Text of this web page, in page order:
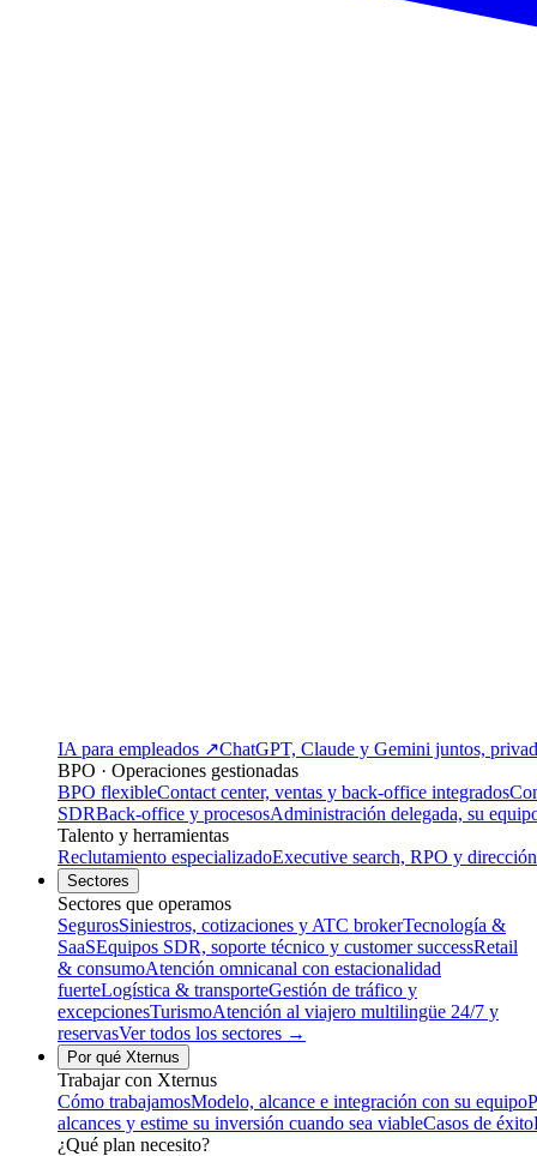
IA para empleados ↗ChatGPT, Claude y Gemini juntos,
BPO · Operaciones gestionadas
BPO flexibleContact center, ventas y back-office integrados
SDRBack-office y procesosAdministración delegada, su
Talento y herramientas
Reclutamiento especializadoExecutive search, RPO y
Sectores
Sectores que operamos
SegurosSiniestros, cotizaciones y ATC brokerTecnología &
SaaSEquipos SDR, soporte técnico y customer successRetail
& consumoAtención omnicanal con estacionalidad
fuerteLogística & transporteGestión de tráfico y
excepcionesTurismoAtención al viajero multilingüe 24/7 y
reservasVer todos los sectores →
Por qué Xternus
Trabajar con Xternus
Cómo trabajamosModelo, alcance e integración con su equipo
alcances y estime su inversión cuando sea viableCasos de éxito
¿Qué plan necesito?